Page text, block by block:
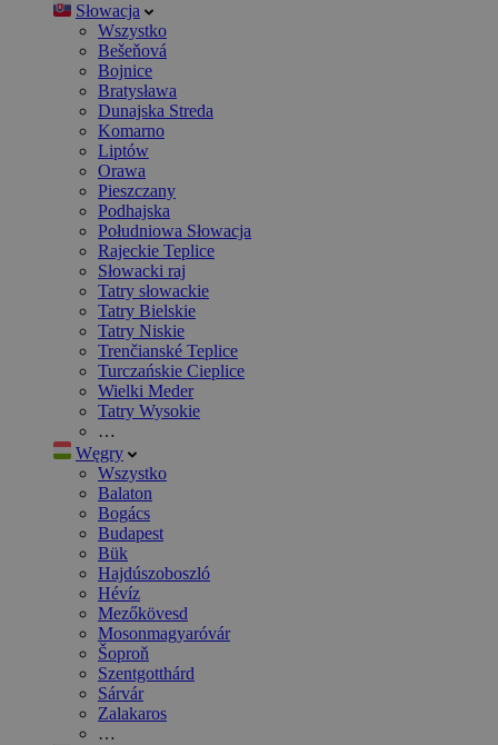
Słowacja
Wszystko
Bešeňová
Bojnice
Bratysława
Dunajska Streda
Komarno
Liptów
Orawa
Pieszczany
Podhajska
Południowa Słowacja
Rajeckie Teplice
Słowacki raj
Tatry słowackie
Tatry Bielskie
Tatry Niskie
Trenčianské Teplice
Turczańskie Cieplice
Wielki Meder
Tatry Wysokie
…
Węgry
Wszystko
Balaton
Bogács
Budapest
Bük
Hajdúszoboszló
Hévíz
Mezőkövesd
Mosonmagyaróvár
Šoproň
Szentgotthárd
Sárvár
Zalakaros
…